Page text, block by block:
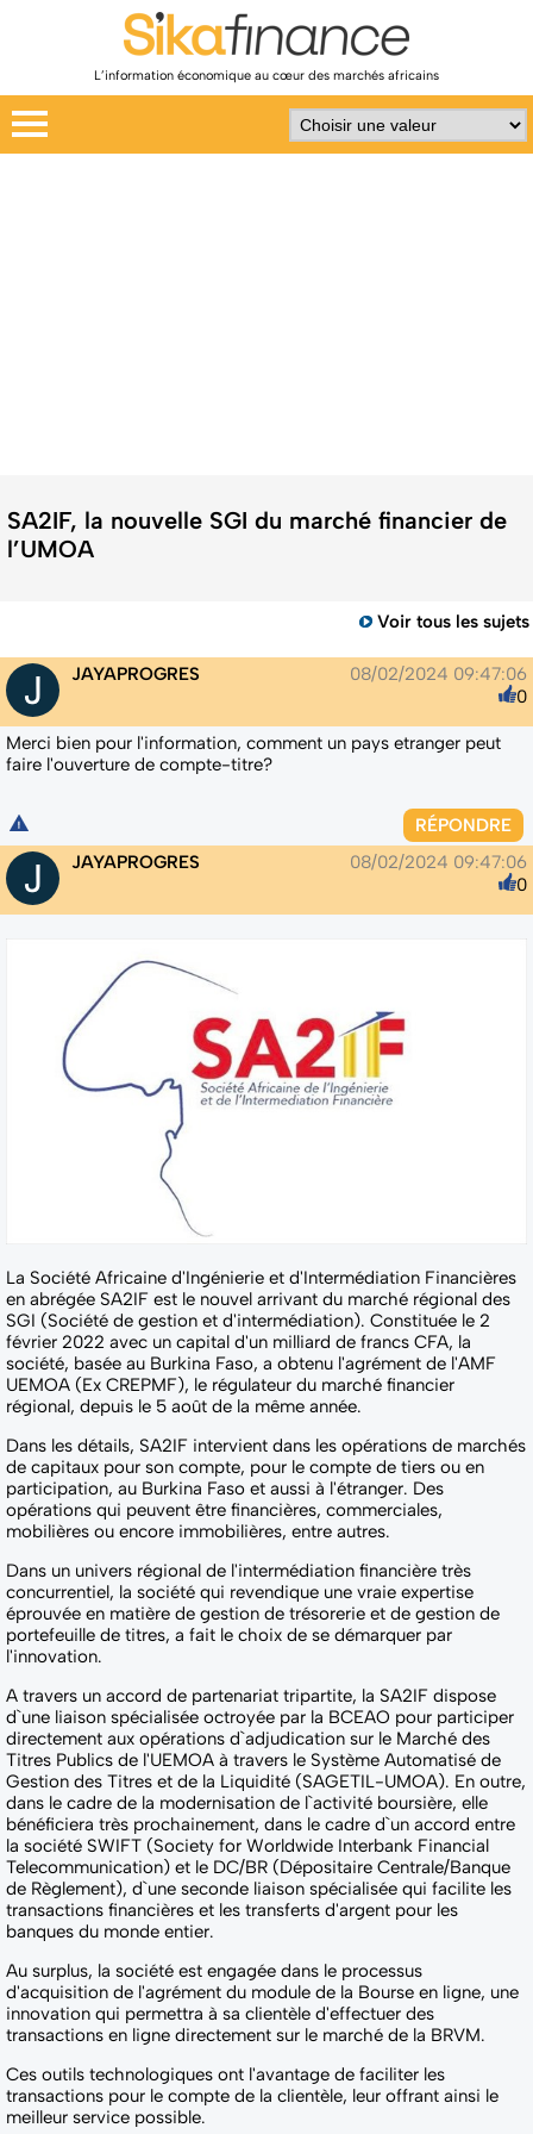
L’information économique au cœur des marchés africains
SA2IF, la nouvelle SGI du marché financier de
l’UMOA
Voir tous les sujets
JAYAPROGRES
08/02/2024 09:47:06
0
Merci bien pour l'information, comment un pays etranger peut
faire l'ouverture de compte-titre?
RÉPONDRE
JAYAPROGRES
08/02/2024 09:47:06
0
La Société Africaine d'Ingénierie et d'Intermédiation Financières
en abrégée SA2IF est le nouvel arrivant du marché régional des
SGI (Société de gestion et d'intermédiation). Constituée le 2
février 2022 avec un capital d'un milliard de francs CFA, la
société, basée au Burkina Faso, a obtenu l'agrément de l'AMF
UEMOA (Ex CREPMF), le régulateur du marché financier
régional, depuis le 5 août de la même année.
Dans les détails, SA2IF intervient dans les opérations de marchés
de capitaux pour son compte, pour le compte de tiers ou en
participation, au Burkina Faso et aussi à l'étranger. Des
opérations qui peuvent être financières, commerciales,
mobilières ou encore immobilières, entre autres.
Dans un univers régional de l'intermédiation financière très
concurrentiel, la société qui revendique une vraie expertise
éprouvée en matière de gestion de trésorerie et de gestion de
portefeuille de titres, a fait le choix de se démarquer par
l'innovation.
A travers un accord de partenariat tripartite, la SA2IF dispose
d`une liaison spécialisée octroyée par la BCEAO pour participer
directement aux opérations d`adjudication sur le Marché des
Titres Publics de l'UEMOA à travers le Système Automatisé de
Gestion des Titres et de la Liquidité (SAGETIL-UMOA). En outre,
dans le cadre de la modernisation de l`activité boursière, elle
bénéficiera très prochainement, dans le cadre d`un accord entre
la société SWIFT (Society for Worldwide Interbank Financial
Telecommunication) et le DC/BR (Dépositaire Centrale/Banque
de Règlement), d`une seconde liaison spécialisée qui facilite les
transactions financières et les transferts d'argent pour les
banques du monde entier.
Au surplus, la société est engagée dans le processus
d'acquisition de l'agrément du module de la Bourse en ligne, une
innovation qui permettra à sa clientèle d'effectuer des
transactions en ligne directement sur le marché de la BRVM.
Ces outils technologiques ont l'avantage de faciliter les
transactions pour le compte de la clientèle, leur offrant ainsi le
meilleur service possible.